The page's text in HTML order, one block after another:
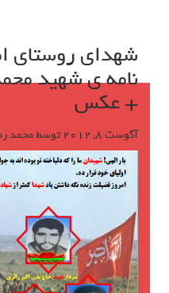
شهدای روستای
نامه ی شهید
+ عکس
آگوست 8, 2012 توسطمحمد